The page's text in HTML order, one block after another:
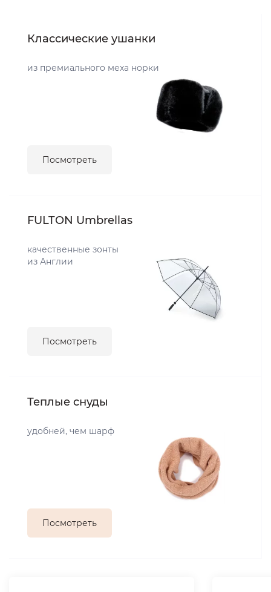
Классические ушанки
из премиального меха норки
Посмотреть
FULTON Umbrellas
качественные зонты
из Англии
Посмотреть
Теплые снуды
удобней, чем шарф
Посмотреть